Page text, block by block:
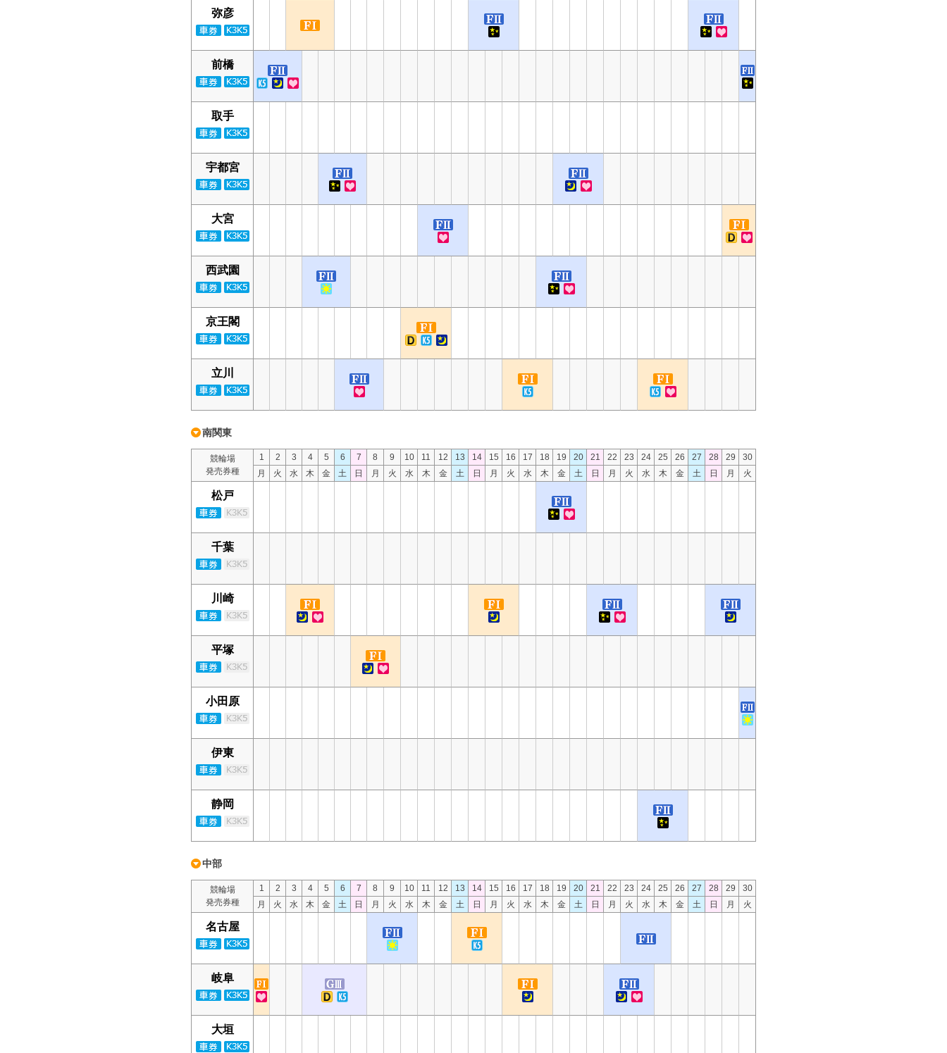
弥彦
前橋
取手
宇都宮
大宮
西武園
京王閣
立川
南関東
競輪場
発売券種
1 2 3 4 5 6 7 8 9 10 11 12 13 14 15 16 17 18 19 20 21 22 23 24 25 26 27 28 29
30
月
火 水 木 金 土 日 月 火 水 木 金 土 日 月 火 水 木 金 土 日 月 火 水 木 金 土 日 月 火
松戸
千葉
川崎
平塚
小田原
伊東
静岡
中部
競輪場
発売券種
1 2 3 4 5 6 7 8 9 10 11 12 13 14 15 16 17 18 19 20 21 22 23 24 25 26 27 28 29
30
月
火 水 木 金 土 日 月 火 水 木 金 土 日 月 火 水 木 金 土 日 月 火 水 木 金 土 日 月 火
名古屋
岐阜
大垣